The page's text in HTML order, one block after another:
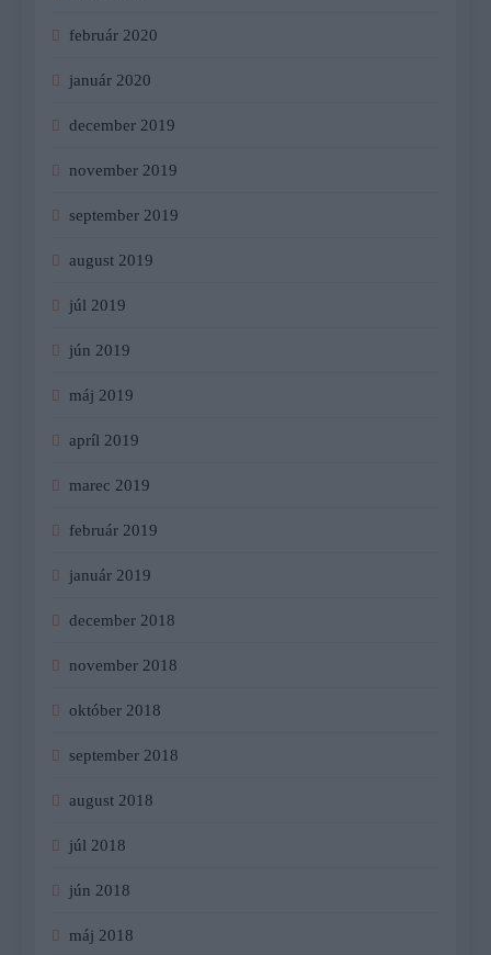
február 2020
január 2020
december 2019
november 2019
september 2019
august 2019
júl 2019
jún 2019
máj 2019
apríl 2019
marec 2019
február 2019
január 2019
december 2018
november 2018
október 2018
september 2018
august 2018
júl 2018
jún 2018
máj 2018